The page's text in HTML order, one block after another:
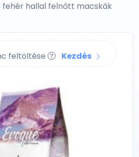
fehér hallal felnőtt macskák
feltöltése Kezdés